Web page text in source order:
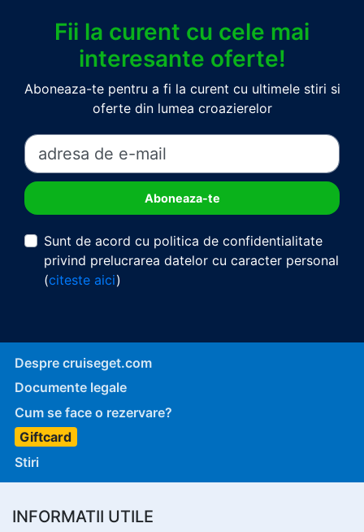
Fii la curent cu cele mai
interesante oferte!
Aboneaza-te pentru a fi la curent cu ultimele stiri si
oferte din lumea croazierelor
Sunt de acord cu politica de confidentialitate
privind prelucrarea datelor cu caracter personal
(citeste aici)
Despre cruiseget.com
Documente legale
Cum se face o rezervare?
Giftcard
Stiri
INFORMATII UTILE